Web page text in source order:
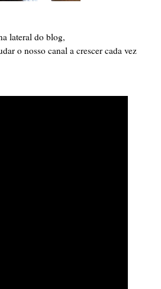
lateral do blog,
o nosso canal a crescer cada vez